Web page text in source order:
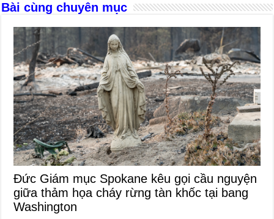
Bài cùng chuyên mục
Đức Giám mục Spokane kêu gọi cầu nguyện
giữa thảm họa cháy rừng tàn khốc tại bang
Washington